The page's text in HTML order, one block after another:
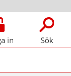
in Sök